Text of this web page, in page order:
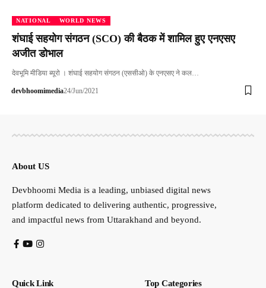
NATIONAL WORLD NEWS
शंघाई सहयोग संगठन (SCO) की बैठक में शामिल हुए एनएसए
अजीत डोभाल
देवभूमि मीडिया ब्यूरो । शंघाई सहयोग संगठन (एससीओ) के एनएसए ने कल…
devbhoomimedia24/Jun/2021
About US
Devbhoomi Media is a leading, unbiased digital news
platform dedicated to delivering authentic, progressive,
and impactful news from Uttarakhand and beyond.
Quick Link Top Categories